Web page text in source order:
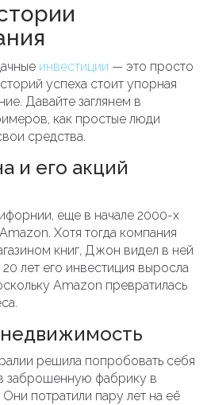
инвестиции — это просто
успеха стоит упорная
Давайте заглянем в
как простые люди
средства.
и его акций
еще в начале 2000-х
Хотя тогда компания
книг, Джон видел в ней
лет его инвестиция выросла
Amazon превратилась
решила попробовать себя
заброшенную фабрику в
потратили пару лет на её